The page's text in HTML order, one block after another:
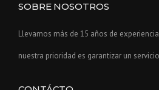
SOBRE NOSOTROS
Llevamos más de 15 años de
nuestra prioridad es garantizar un